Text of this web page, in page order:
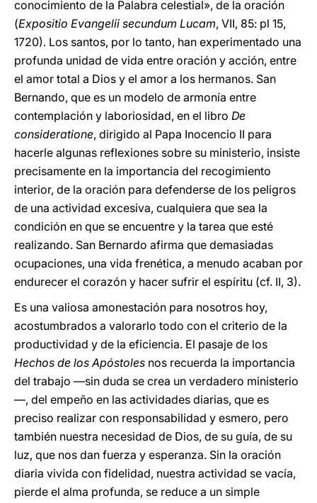
conocimiento de la Palabra celestial», de la oración
(Expositio Evangelii secundum Lucam, VII, 85: pl 15,
1720). Los santos, por lo tanto, han experimentado una
profunda unidad de vida entre oración y acción, entre
el amor total a Dios y el amor a los hermanos. San
Bernando, que es un modelo de armonía entre
contemplación y laboriosidad, en el libro De
consideratione, dirigido al Papa Inocencio II para
hacerle algunas reflexiones sobre su ministerio, insiste
precisamente en la importancia del recogimiento
interior, de la oración para defenderse de los peligros
de una actividad excesiva, cualquiera que sea la
condición en que se encuentre y la tarea que esté
realizando. San Bernardo afirma que demasiadas
ocupaciones, una vida frenética, a menudo acaban por
endurecer el corazón y hacer sufrir el espíritu (cf. II, 3).
Es una valiosa amonestación para nosotros hoy,
acostumbrados a valorarlo todo con el criterio de la
productividad y de la eficiencia. El pasaje de los
Hechos de los Apóstoles nos recuerda la importancia
del trabajo —sin duda se crea un verdadero ministerio
—, del empeño en las actividades diarias, que es
preciso realizar con responsabilidad y esmero, pero
también nuestra necesidad de Dios, de su guía, de su
luz, que nos dan fuerza y esperanza. Sin la oración
diaria vivida con fidelidad, nuestra actividad se vacía,
pierde el alma profunda, se reduce a un simple